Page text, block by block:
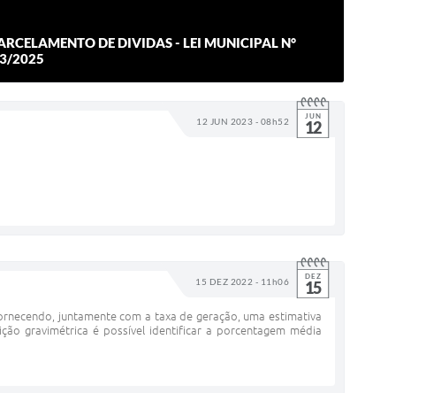
DE DIVIDAS - LEI MUNICIPAL N°
2025
12 JUN 2023 - 08h52 JUN
12
15 DEZ 2022 - 11h06 DEZ
15
juntamente com a taxa de geração, uma estimativa
gravimétrica é possível identificar a porcentagem média